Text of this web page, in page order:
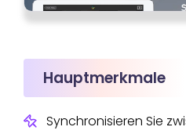
Hauptmerkmale
Synchronisieren Sie